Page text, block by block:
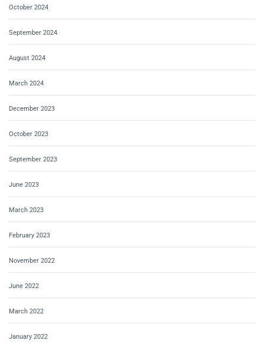
October 2024
September 2024
August 2024
March 2024
December 2023
October 2023
September 2023
June 2023
March 2023
February 2023
November 2022
June 2022
March 2022
January 2022